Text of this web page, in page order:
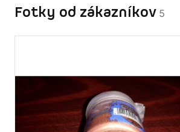
Fotky od zákazníkov 5